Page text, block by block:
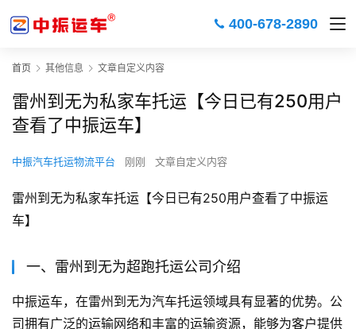
400-678-2890
首页 其他信息 文章自定义内容
雷州到无为私家车托运【今日已有250用户
查看了中振运车】
中振汽车托运物流平台 刚刚 文章自定义内容
雷州到无为私家车托运【今日已有250用户查看了中振运
车】
一、雷州到无为超跑托运公司介绍
中振运车，在雷州到无为汽车托运领域具有显著的优势。公
司拥有广泛的运输网络和丰富的运输资源，能够为客户提供